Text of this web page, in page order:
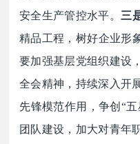
安全生产管控水平。三
精品工程 ， 树好企业形
要加强基层党组织建设
全会精神，持续深入开
先锋模范作用，争创 “五
团队建设，加大对青年